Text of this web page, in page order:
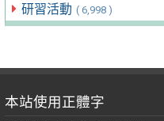
研習活動 ( 6,998 )
本站使用正體字